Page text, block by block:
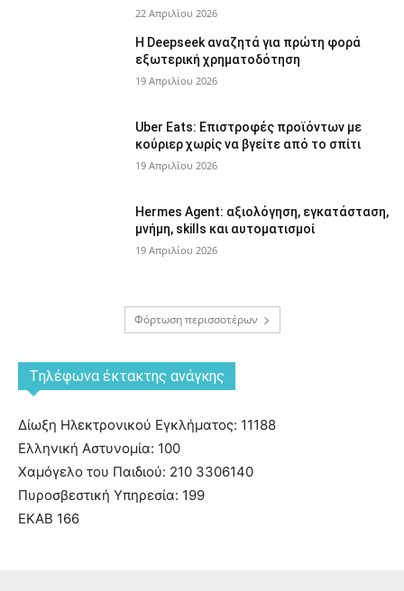
22 Απριλίου 2026
Η Deepseek αναζητά για πρώτη φορά
εξωτερική χρηματοδότηση
19 Απριλίου 2026
Uber Eats: Επιστροφές προϊόντων με
κούριερ χωρίς να βγείτε από το σπίτι
19 Απριλίου 2026
Hermes Agent: αξιολόγηση, εγκατάσταση,
μνήμη, skills και αυτοματισμοί
19 Απριλίου 2026
Φόρτωση περισσοτέρων
Tηλέφωνα έκτακτης ανάγκης
Δίωξη Ηλεκτρονικού Εγκλήματος: 11188
Ελληνική Αστυνομία: 100
Χαμόγελο του Παιδιού: 210 3306140
Πυροσβεστική Υπηρεσία: 199
ΕΚΑΒ 166